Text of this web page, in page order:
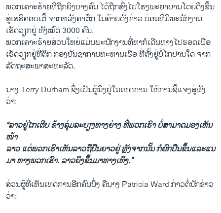
ພວກເຄາະຮ້າຍທີ່ຖືກຍິງບາງຄົນ ໄດ້ຖືກສົ່ງໄປໂຮງພະຍາບານໂດຍດຶງຂຶ້ນ
ສູ່ເຮຣີຄອບເຕີ້ ຈາກຫລັງຄາຕຶກ ໃນຄ້າຍດັ່ງກ່າວ ບ່ອນທີ່ມີພະນັກງານ
ເຮັດວຽກຢູ່ ທັງໝົດ 3000 ຄົນ.
ພວກເຄາະຮ້າຍສ່ວນໃຫຍ່ແມ່ນພະນັກງານທີ່ຫາກໍເດີນທາງໄປຮອດເພື່ອ
ເຮັດວຽກຢູ່ທີ່ຕຶກ ກອງບັນຊາການທະຫານເຮືອ ທີ່ຕັ້ງຢູ່ບໍ່ໄກປານໃດ ຈາກ
ລັດຖະສະພາສະຫະລັດ.
ນາງ Terry Durham ຊຶ່ງເປັນຜູ້ນຶ່ງຢູ່ໃນເຫດການ ໃຫ້ການຊີ້ແຈງສູ່ຟັງ
ວ່າ:
“ລາວຢູ່ໄກເຕີບ ຂ້າງລຸ່ມລະບຽງທາງຍ່າງ ທີ່ພວກເຮົາ ບໍ່ສາມາດມອງເຫັນ
ໜ້າ
ລາວ ແຕ່ພວກເຮົາເຫັນລາວຖືປືນຍາວຢູ່ ຫຼັງຈາກນັ້ນ ກໍຍົກປືນຂຶ້ນແລະແນ
ມາ ທາງພວກເຮົາ. ລາວຍິງຂຶ້ນມາທາງເທິງ.”
ສ່ວນຜູ້ທີ່ເຫັນເຫດການອີກຄົນນຶ່ງ ຄືນາງ Patricia Ward ກ່າວຕໍ່ນັກຂ່າວ
ວ່າ: